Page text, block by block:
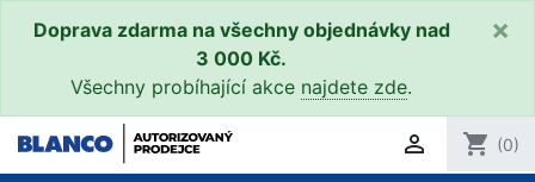
Doprava zdarma na všechny objednávky nad
3 000 Kč.
Všechny probíhající akce najdete zde.
×
 shopping_cart (0)